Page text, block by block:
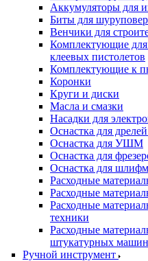
Аккумуляторы для
Биты для
Венчики для
Комплектующие
клеевых пистолетов
Комплектующие к
Коронки
Круги и диски
Масла и смазки
Насадки для
Оснастка для
Оснастка для УШМ
Оснастка для
Оснастка для
Расходные
Расходные
Расходные
техники
Расходные
штукатурных машин
Ручной инструмент